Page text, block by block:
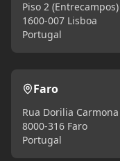
Piso 2 (Entrecampos)
1600-007 Lisboa
Portugal
Faro
Rua Dorilia
8000-316 Faro
Portugal